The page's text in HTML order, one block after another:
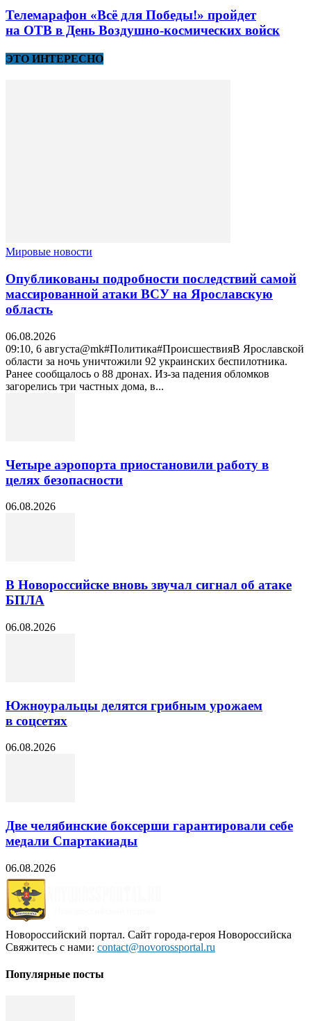
Телемарафон «Всё для Победы!» пройдет
на ОТВ в День Воздушно-космических войск
ЭТО ИНТЕРЕСНО
Мировые новости
Опубликованы подробности последствий самой
массированной атаки ВСУ на Ярославскую
область
06.08.2026
09:10, 6 августа@mk#Политика#ПроисшествияВ Ярославской
области за ночь уничтожили 92 украинских беспилотника.
Ранее сообщалось о 88 дронах. Из-за падения обломков
загорелись три частных дома, в...
Четыре аэропорта приостановили работу в
целях безопасности
06.08.2026
В Новороссийске вновь звучал сигнал об атаке
БПЛА
06.08.2026
Южноуральцы делятся грибным урожаем
в соцсетях
06.08.2026
Две челябинские боксерши гарантировали себе
медали Спартакиады
06.08.2026
Новороссийский портал. Сайт города-героя Новороссийска
Свяжитесь с нами: contact@novorossportal.ru
Популярные посты